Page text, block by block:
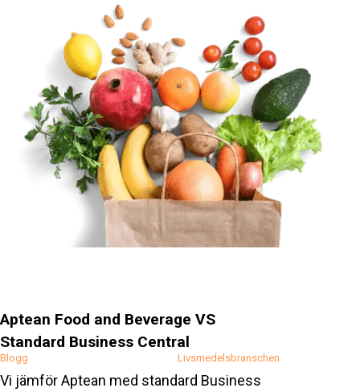
Aptean Food and Beverage VS
Standard Business Central
Blogg Livsmedelsbranschen
Vi jämför Aptean med standard Business